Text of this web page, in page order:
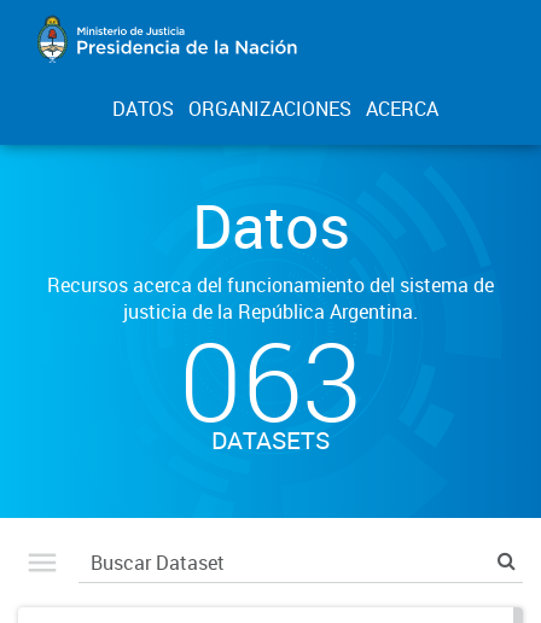
DATOS ORGANIZACIONES ACERCA
Datos
Recursos acerca del funcionamiento del sistema de
justicia de la República Argentina.
063
DATASETS